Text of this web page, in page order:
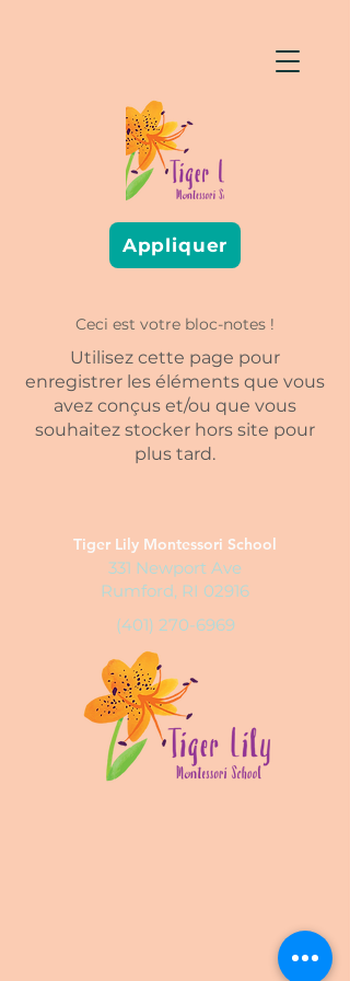
Appliquer
Ceci est votre bloc-notes !
Utilisez cette page pour
enregistrer les éléments que vous
avez conçus et/ou que vous
souhaitez stocker hors site pour
plus tard.
Tiger Lily Montessori School
331 Newport Ave
Rumford, RI 02916
(401) 270-6969